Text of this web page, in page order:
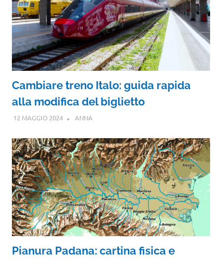
Cambiare treno Italo: guida rapida
alla modifica del biglietto
12 MAGGIO 2024 ANNA
Pianura Padana: cartina fisica e